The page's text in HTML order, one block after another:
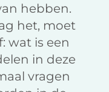
hebben.
het, moet
wat is een
in deze
vragen